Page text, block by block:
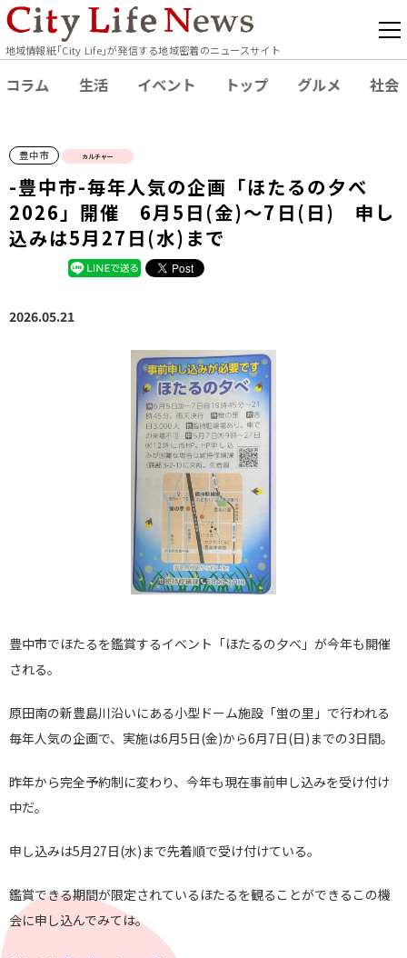
地域情報紙｢City Life｣が発信する地域密着のニュースサイト
コラム 生活 イベント トップ グルメ 社会
豊中市 カルチャー
-豊中市-毎年人気の企画「ほたるの夕べ
2026」開催 6月5日(金)～7日(日) 申し
込みは5月27日(水)まで
2026.05.21
豊中市でほたるを鑑賞するイベント「ほたるの夕べ」が今年も開催
される。
原田南の新豊島川沿いにある小型ドーム施設「蛍の里」で行われる
毎年人気の企画で、実施は6月5日(金)から6月7日(日)までの3日間。
昨年から完全予約制に変わり、今年も現在事前申し込みを受け付け
中だ。
申し込みは5月27日(水)まで先着順で受け付けている。
鑑賞できる期間が限定されているほたるを観ることができるこの機
会に申し込んでみては。